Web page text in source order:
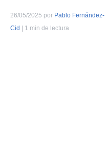
26/05/2025 por Pablo Fernández-
Cid
| 1 min de lectura